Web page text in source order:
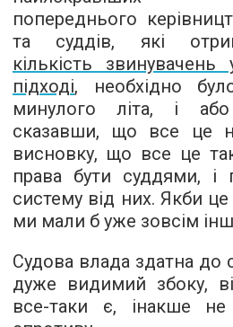
попереднього
та суддів, які
кількість звинувачень
підході, необхідно
минулого літа, і
сказавши, що все це
висновку, що все це
права бути суддями, і
систему від них. Якби це
ми мали б уже зовсім
Судова влада здатна
дуже видимий збоку,
все-таки є, інакше